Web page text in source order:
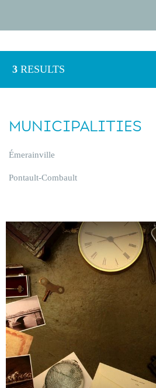
3 RESULTS
MUNICIPALITIES
Émerainville
Pontault-Combault